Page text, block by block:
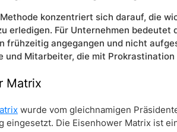
konzentriert sich darauf, die
erledigen. Für Unternehmen bedeutet
frühzeitig angegangen und nicht
und Mitarbeiter, die mit Prokrastination
Matrix
wurde vom gleichnamigen
eingesetzt. Die Eisenhower Matrix ist